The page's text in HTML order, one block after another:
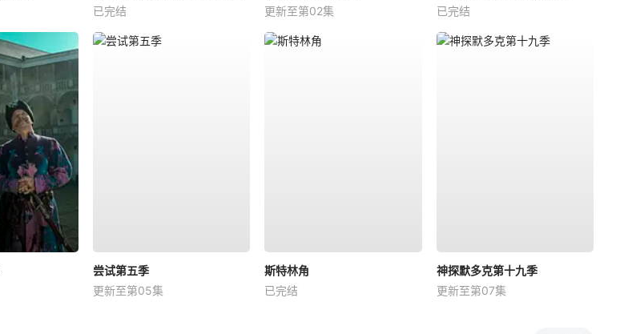
已完结
更新至第02集
已完结
尝试第五季
更新至第05集
斯特林角
已完结
神探默多克第十九季
更新至第07集